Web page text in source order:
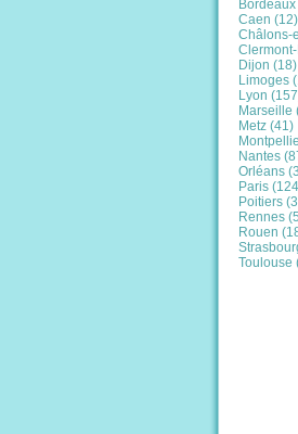
Caen (12)
Châlons-
Dijon (18)
Limoges
Lyon
Marseille
Metz (41)
Nantes
Orléans
Paris
Poitiers
Rennes
Rouen
Toulouse